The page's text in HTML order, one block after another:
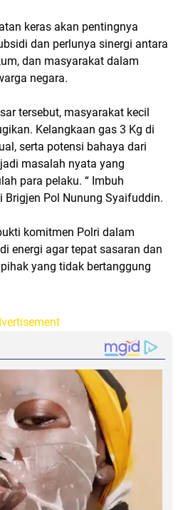
keras akan pentingnya
dan perlunya sinergi antara
dan masyarakat dalam
negara.
tersebut, masyarakat kecil
Kelangkaan gas 3 Kg di
serta potensi bahaya dari
masalah nyata yang
para pelaku. “ Imbuh
Brigjen Pol Nunung Syaifuddin.
komitmen Polri dalam
energi agar tepat sasaran dan
yang tidak bertanggung